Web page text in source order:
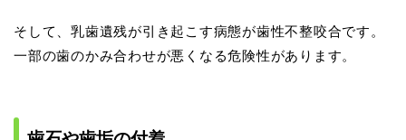
そして、乳歯遺残が引き起こす病態が歯性不整咬合です。
一部の歯のかみ合わせが悪くなる危険性があります。